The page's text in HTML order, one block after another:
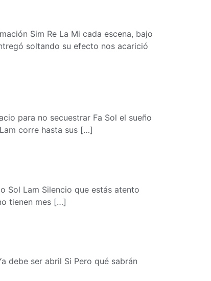
Sim Re La Mi cada escena, bajo
soltando su efecto nos acarició
para no secuestrar Fa Sol el sueño
corre hasta sus […]
Sol Lam Silencio que estás atento
tienen mes […]
debe ser abril Si Pero qué sabrán